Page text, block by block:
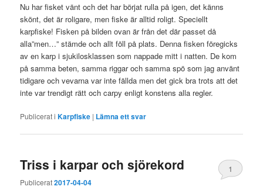
Nu har fisket vänt och det har börjat rulla på igen, det känns
skönt, det är roligare, men fiske är alltid roligt. Speciellt
karpfiske! Fisken på bilden ovan är från det där passet då
alla”men…” stämde och allt föll på plats. Denna fisken föregicks
av en karp i sjukilosklassen som nappade mitt i natten. De kom
på samma beten, samma riggar och samma spö som jag använt
tidigare och vevarna var inte fällda men det gick bra trots att det
inte var trendigt rätt och carpy enligt konstens alla regler.
Publicerat i Karpfiske | Lämna ett svar
Triss i karpar och sjörekord
Publicerat2017-04-04
1